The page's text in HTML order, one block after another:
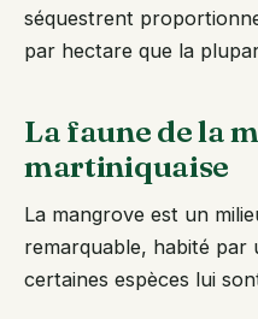
séquestrent
par hectare que la
La faune de la
martiniquaise
La mangrove est un
remarquable, habité par
certaines espèces lui